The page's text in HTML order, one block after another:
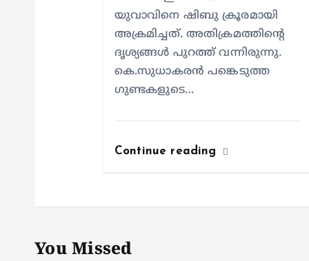
യുവാവിനെ ഷിബു ക്രൂരമായി
അക്രമിച്ചത്. അതിക്രമത്തിന്റെ
ദൃശ്യങ്ങൾ പുറത്ത് വന്നിരുന്നു.
കെ.സുധാകരൻ പങ്കെടുത്ത
ഗുണ്ടകളുടെ…
Continue reading
You Missed